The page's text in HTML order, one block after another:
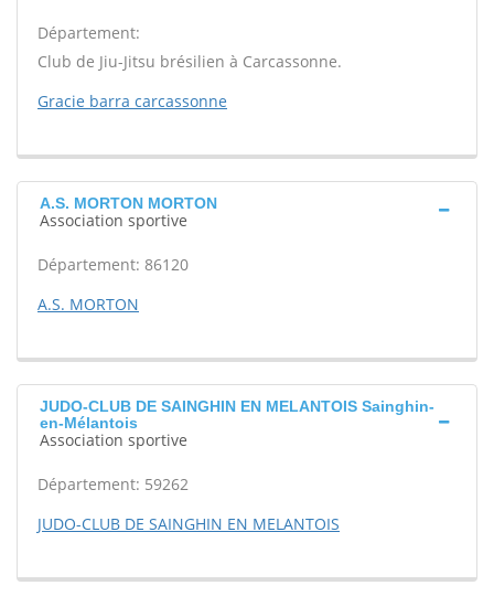
Département:
Club de Jiu-Jitsu brésilien à Carcassonne.
Gracie barra carcassonne
A.S. MORTON MORTON
Association sportive
Département: 86120
A.S. MORTON
JUDO-CLUB DE SAINGHIN EN MELANTOIS Sainghin-
en-Mélantois
Association sportive
Département: 59262
JUDO-CLUB DE SAINGHIN EN MELANTOIS